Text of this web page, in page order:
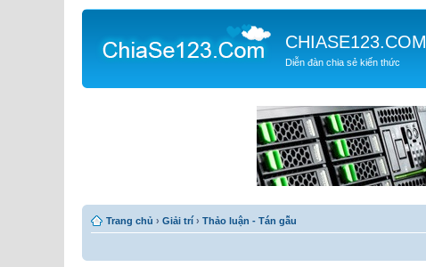
CHIASE123.COM
Diễn đàn chia sẻ kiến thức
Trang chủ › Giải trí › Thảo luận - Tán gẫu